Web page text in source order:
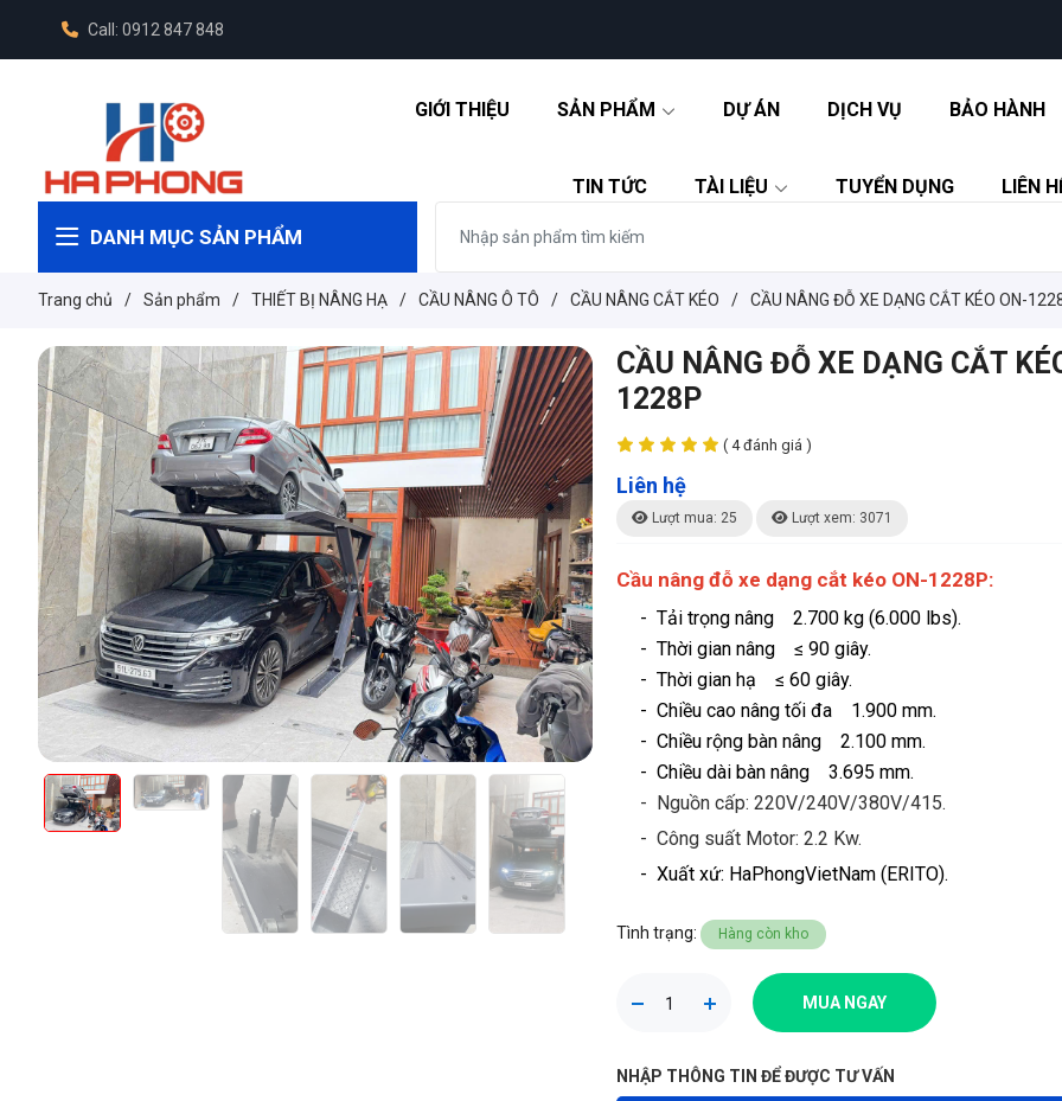
Call: 0912 847 848
GIỚI THIỆU SẢN PHẨM DỰ ÁN DỊCH VỤ BẢO HÀNH
TIN TỨC TÀI LIỆU TUYỂN DỤNG LIÊN
DANH MỤC SẢN PHẨM
Trang chủ / Sản phẩm / THIẾT BỊ NÂNG HẠ / CẦU NÂNG Ô TÔ / CẦU NÂNG CẮT KÉO / CẦU NÂNG ĐỖ XE DẠNG CẮT KÉO ON-
CẦU NÂNG ĐỖ XE DẠNG CẮT
1228P
( 4 đánh giá )
Liên hệ
Lượt mua: 25 Lượt xem: 3071
Cầu nâng đỗ xe dạng cắt kéo ON-1228P:
- Tải trọng nâng 2.700 kg (6.000 lbs).
- Thời gian nâng ≤ 90 giây.
- Thời gian hạ ≤ 60 giây.
- Chiều cao nâng tối đa 1.900 mm.
- Chiều rộng bàn nâng 2.100 mm.
- Chiều dài bàn nâng 3.695 mm.
- Nguồn cấp: 220V/240V/380V/415.
- Công suất Motor: 2.2 Kw.
- Xuất xứ: HaPhongVietNam (ERITO).
Tình trạng: Hàng còn kho
MUA NGAY
NHẬP THÔNG TIN ĐỂ ĐƯỢC TƯ VẤN